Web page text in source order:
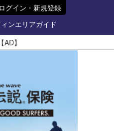
ログイン・新規登録
ンエリアガイド
】